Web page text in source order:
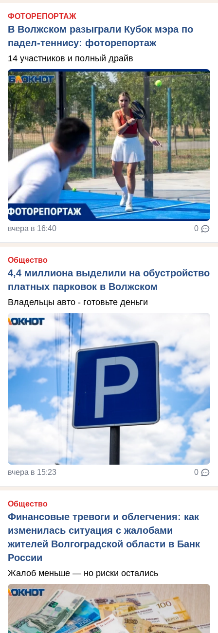
ФОТОРЕПОРТАЖ
В Волжском разыграли Кубок мэра по
падел-теннису: фоторепортаж
14 участников и полный драйв
вчера в 16:40 0
Общество
4,4 миллиона выделили на обустройство
платных парковок в Волжском
Владельцы авто - готовьте деньги
вчера в 15:23 0
Общество
Финансовые тревоги и облегчения: как
изменилась ситуация с жалобами
жителей Волгоградской области в Банк
России
Жалоб меньше — но риски остались